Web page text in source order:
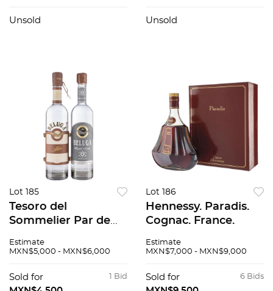
Unsold Unsold
Lot 185
Tesoro del
Sommelier Par de
Premium: Beluga
/ Beluga Allure en
Estimate
MXN$5,000 - MXN$6,000
1 Bid
Sold for
Lot 186
Hennessy. Paradis.
Cognac. France.
Estimate
MXN$7,000 - MXN$9,000
6 Bids
Sold for